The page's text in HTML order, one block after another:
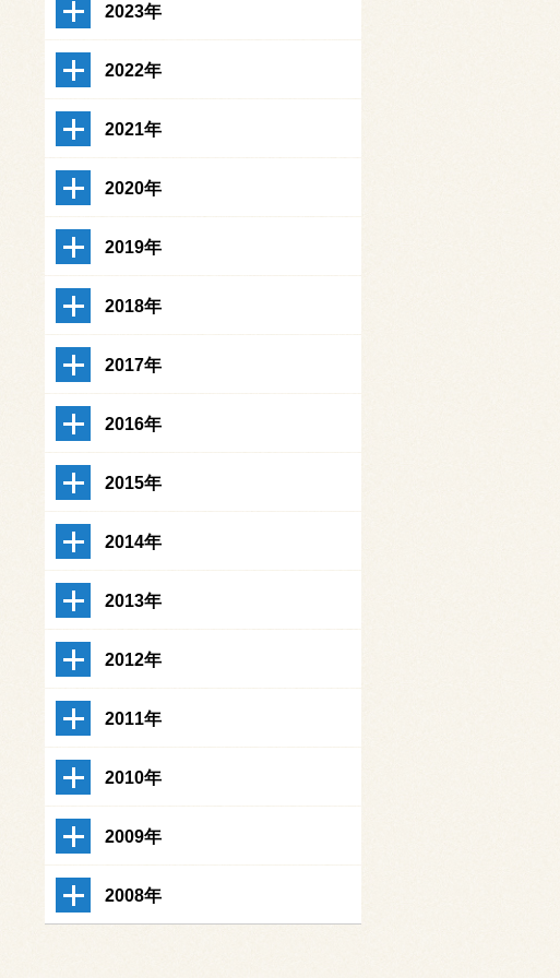
2023年
2022年
2021年
2020年
2019年
2018年
2017年
2016年
2015年
2014年
2013年
2012年
2011年
2010年
2009年
2008年